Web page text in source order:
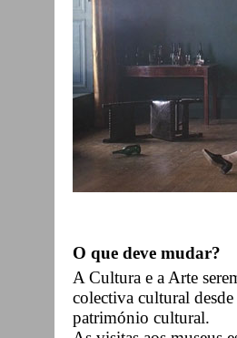
O que deve mudar?
A Cultura e a Arte
colectiva cultural
património cultural.